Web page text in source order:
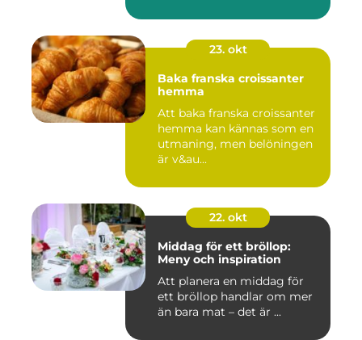
23. okt
Baka franska croissanter
hemma
Att baka franska croissanter
hemma kan kännas som en
utmaning, men belöningen
är v&au...
22. okt
Middag för ett bröllop:
Meny och inspiration
Att planera en middag för
ett bröllop handlar om mer
än bara mat – det är ...